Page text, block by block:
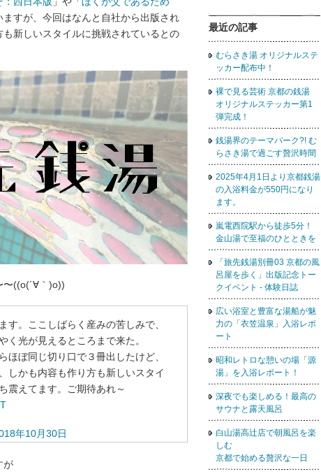
ますが、今回はなんと自社から出版され
新しいスタイルに挑戦されているとの
〜((o(´∀｀)o))
す。ここしばらく産みの苦しみで、
く光が見えるところまで来た。
ほぼ同じ切り口で３冊出したけど、
しかも内容も作り方も新しいスタイ
震えてます。ご期待あれ～
年10月30日
が
最近の記事
むらさき湯 オリジナルステ
ッカー配布中！
裸で見る芸術 京都の銭湯
オリジナルステッカー第1
弾完成！
銭湯界のテーマパーク?! む
らさき湯で過ごす贅沢時間
2025年4月1日より京都銭湯
の入浴料金が550円になり
ます。
嵐電西院駅から徒歩5分！
金山湯で至福のひとときを
「旅先銭湯別冊03 京都の風
呂屋を歩く」出版記念トー
クイベント - 体験日誌
広い浴室と豊富な湯船が魅
力の「衣笠温泉」入浴レポ
ート
昭和レトロな憩いの場「源
湯」を入浴レポート！
深夜でも楽しめる！最高の
サウナと露天風呂
白山湯高辻店で朝風呂を楽
しむ
京都で始める贅沢な一日